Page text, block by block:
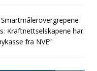
Smartmålerovergrepene
Kraftnettselskapene har
fra NVE”